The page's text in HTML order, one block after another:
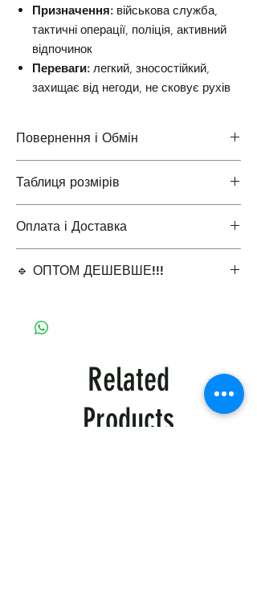
Призначення: військова служба,
тактичні операції, поліція, активний
відпочинок
Переваги: легкий, зносостійкий,
захищає від негоди, не сковує рухів
Повернення і Обмін
Повернення і Обмін
Таблиця розмірів
Таблиці розмірів одягу
Оплата і Доставка
Варіанти оплати і доставки
🔹 ОПТОМ ДЕШЕВШЕ!!!
оптової ціни.
🔹 Виберіть кількість для оптової знижки:
10+ шт. – 20% знижка
✔ Автоматична знижка в кошику.
✔ Додаткові знижки при замовленні від
Related
Products